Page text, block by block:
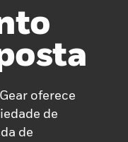
oferece
de
de